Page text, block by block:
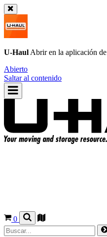
U-Haul Abrir en la aplicación de
Abierto
Saltar al contenido
0